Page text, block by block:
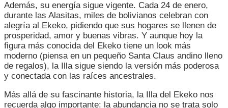
Además, su energía sigue vigente. Cada 24 de enero,
durante las Alasitas, miles de bolivianos celebran con
alegría al Ekeko, pidiendo que sus hogares se llenen de
prosperidad, amor y buenas vibras. Y aunque hoy la
figura más conocida del Ekeko tiene un look más
moderno (piensa en un pequeño Santa Claus andino lleno
de regalos), la Illa sigue siendo la versión más poderosa
y conectada con las raíces ancestrales.
Más allá de su fascinante historia, la Illa del Ekeko nos
recuerda algo importante: la abundancia no se trata solo